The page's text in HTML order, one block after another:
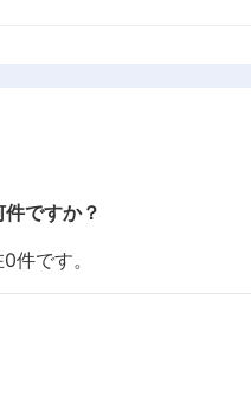
ですか？
件です。